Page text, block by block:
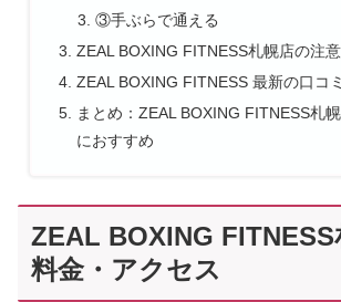
③手ぶらで通える
ZEAL BOXING FITNESS札幌店の注
ZEAL BOXING FITNESS 最新の口コミ
まとめ：ZEAL BOXING FITNESS札
におすすめ
ZEAL BOXING FITNESS
料金・アクセス